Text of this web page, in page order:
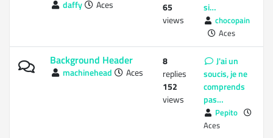
daffy Aces
65
views
si…
chocopain
Aces
Background Header
machinehead Aces
8
replies
152
views
J'ai un
soucis, je ne
comprends
pas…
Pepito
Aces